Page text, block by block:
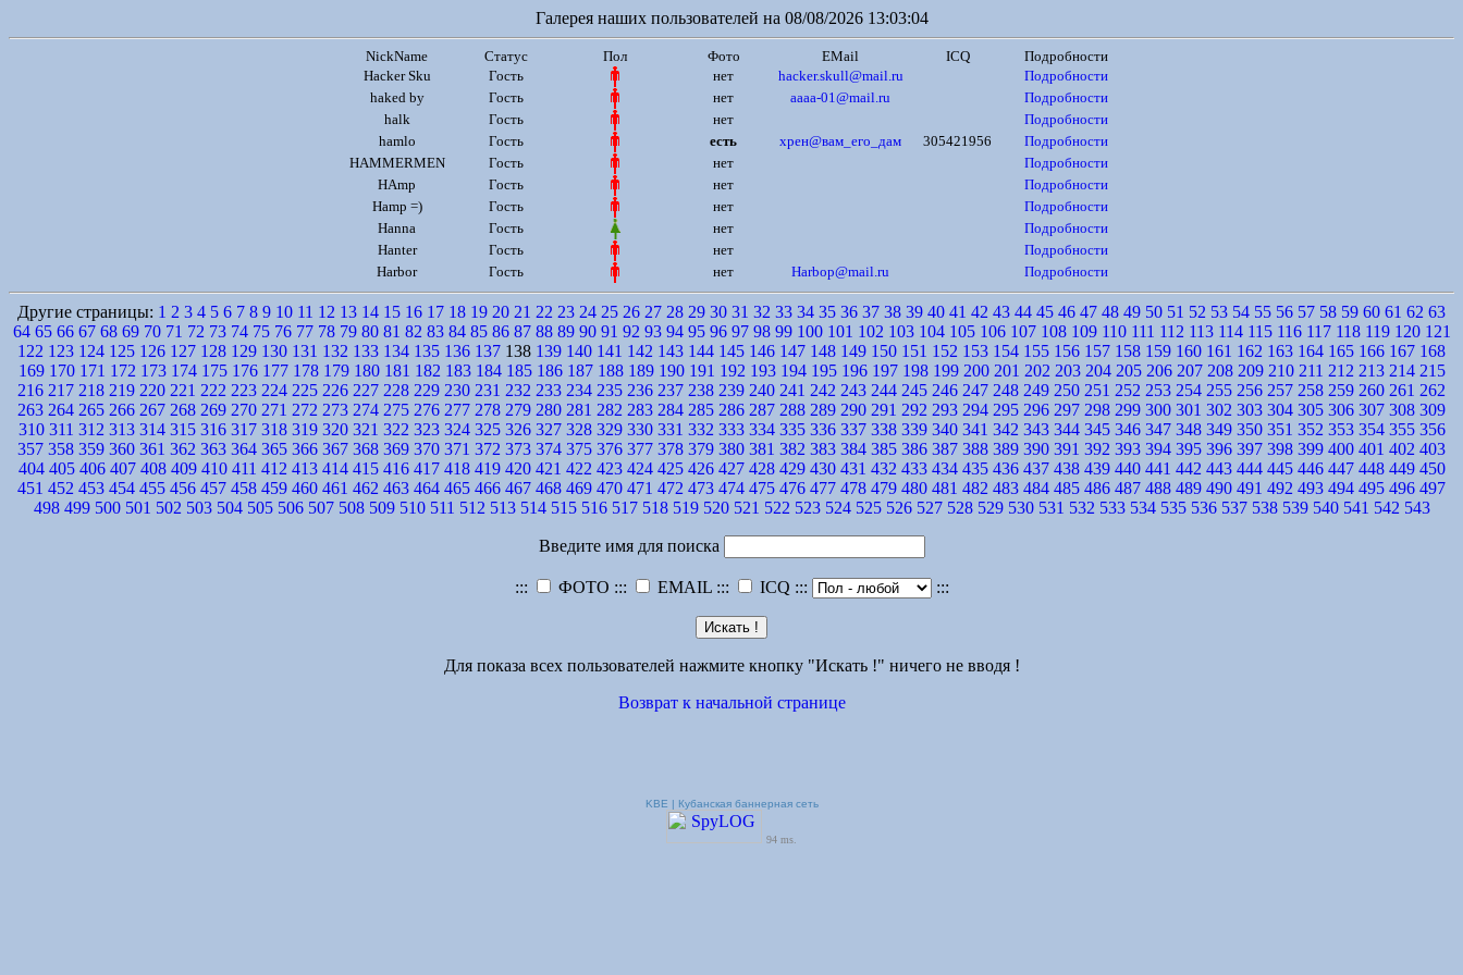
Галерея наших пользователей на 08/08/2026 13:03:04
NickName Статус Пол Фото EMail ICQ
Подробности
Hacker Sku
Гость нет hacker.skull@mail.ru
Подробности
haked by
Гость нет aaaa-01@mail.ru
Подробности
halk
Гость нет
Подробности
hamlo
Гость есть хрен@вам_его_дам 305421956
Подробности
HAMMERMEN
Гость нет
Подробности
HAmp
Гость нет
Подробности
Hamp =)
Гость нет
Подробности
Hanna
Гость нет
Подробности
Hanter
Гость нет
Подробности
Harbor
Гость нет Harbop@mail.ru Подробности
Другие страницы: 1 2 3 4 5 6 7 8 9 10 11 12 13 14 15 16 17 18 19 20 21 22 23 24 25 26 27 28 29 30 31 32 33 34 35 36 37 38 39 40 41 42 43 44 45 46 47 48 49 50 51 52 53 54 55 56 57 58 59 60 61 62 63
64 65 66 67 68 69 70 71 72 73 74 75 76 77 78 79 80 81 82 83 84 85 86 87 88 89 90 91 92 93 94 95 96 97 98 99 100 101 102 103 104 105 106 107 108 109 110 111 112 113 114 115 116 117 118 119 120 121
122 123 124 125 126 127 128 129 130 131 132 133 134 135 136 137 138 139 140 141 142 143 144 145 146 147 148 149 150 151 152 153 154 155 156 157 158 159 160 161 162 163 164 165 166 167 168
169 170 171 172 173 174 175 176 177 178 179 180 181 182 183 184 185 186 187 188 189 190 191 192 193 194 195 196 197 198 199 200 201 202 203 204 205 206 207 208 209 210 211 212 213 214 215
216 217 218 219 220 221 222 223 224 225 226 227 228 229 230 231 232 233 234 235 236 237 238 239 240 241 242 243 244 245 246 247 248 249 250 251 252 253 254 255 256 257 258 259 260 261 262
263 264 265 266 267 268 269 270 271 272 273 274 275 276 277 278 279 280 281 282 283 284 285 286 287 288 289 290 291 292 293 294 295 296 297 298 299 300 301 302 303 304 305 306 307 308 309
310 311 312 313 314 315 316 317 318 319 320 321 322 323 324 325 326 327 328 329 330 331 332 333 334 335 336 337 338 339 340 341 342 343 344 345 346 347 348 349 350 351 352 353 354 355 356
357 358 359 360 361 362 363 364 365 366 367 368 369 370 371 372 373 374 375 376 377 378 379 380 381 382 383 384 385 386 387 388 389 390 391 392 393 394 395 396 397 398 399 400 401 402 403
404 405 406 407 408 409 410 411 412 413 414 415 416 417 418 419 420 421 422 423 424 425 426 427 428 429 430 431 432 433 434 435 436 437 438 439 440 441 442 443 444 445 446 447 448 449 450
451 452 453 454 455 456 457 458 459 460 461 462 463 464 465 466 467 468 469 470 471 472 473 474 475 476 477 478 479 480 481 482 483 484 485 486 487 488 489 490 491 492 493 494 495 496 497
498 499 500 501 502 503 504 505 506 507 508 509 510 511 512 513 514 515 516 517 518 519 520 521 522 523 524 525 526 527 528 529 530 531 532 533 534 535 536 537 538 539 540 541 542 543
Введите имя для поиска
::: ФОТО ::: EMAIL ::: ICQ ::: :::
Для показа всех пользователей нажмите кнопку "Искать !" ничего не вводя !
Возврат к начальной странице
KBE | Кубанская баннерная сеть
94 ms.